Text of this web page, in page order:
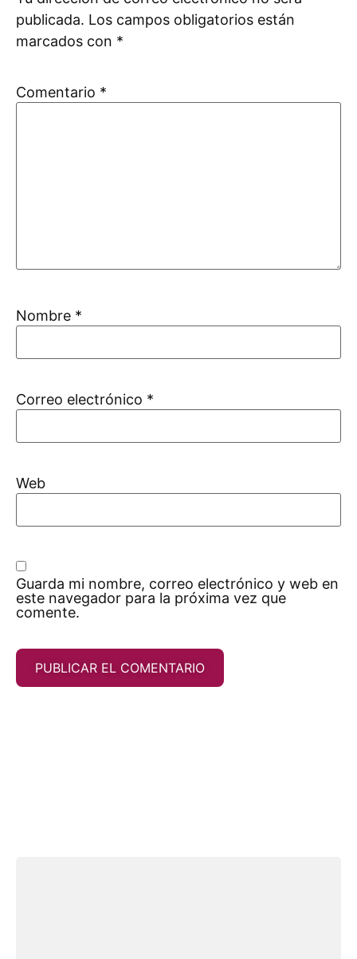
publicada. Los campos obligatorios están
marcados con *
Comentario *
Nombre *
Correo electrónico *
Web
Guarda mi nombre, correo electrónico y web en
este navegador para la próxima vez que
comente.